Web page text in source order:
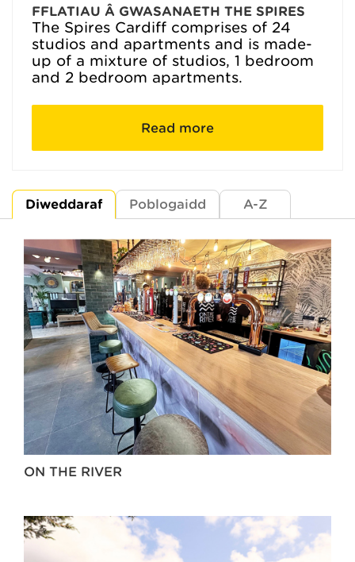
FFLATIAU Â GWASANAETH THE SPIRES
The Spires Cardiff comprises of 24
studios and apartments and is made-
up of a mixture of studios, 1 bedroom
and 2 bedroom apartments.
Read more
Diweddaraf Poblogaidd A-Z
ON THE RIVER